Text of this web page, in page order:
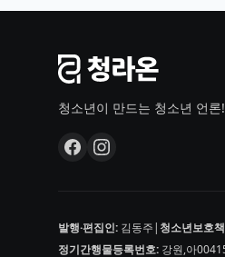
청소년이 만드는 청소년 언론!
발행·편집인: 김동주| 청소년보호
정기간행물등록번호: 강원,아